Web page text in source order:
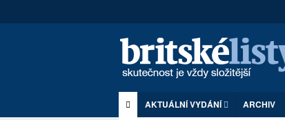
AKTUÁLNÍ VYDÁNÍ ARCHIV